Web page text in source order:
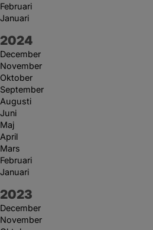
Februari
Januari
År:
2024
December
November
Oktober
September
Augusti
Juni
Maj
April
Mars
Februari
Januari
År:
2023
December
November